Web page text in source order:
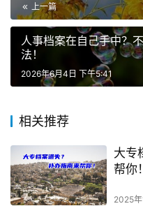
上一篇
人事档案在自己手中？
法！
2026年6月4日 下午5:41
相关推荐
大专
帮你！
2025